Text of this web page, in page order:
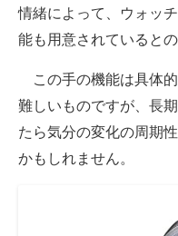
情緒によって、ウォッ
能も用意されているとの
この手の機能は具体
難しいものですが、長
たら気分の変化の周期
かもしれません。